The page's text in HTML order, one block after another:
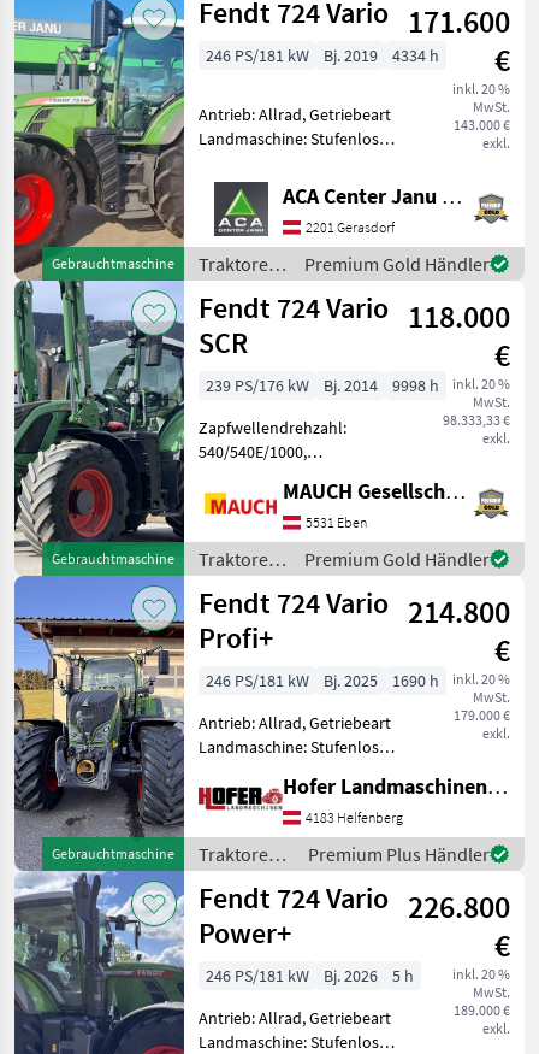
Landmaschine:
Gebrauchtmaschine
Fendt 724 Vario 171.600
€
inkl. 20 %
MwSt.
143.000 €
exkl.
246 PS/181 kW Bj. 2019 4334 h
Antrieb: Allrad, Getriebeart
Landmaschine: Stufenloses
Zapfwellendrehzahl:
540/540E/1000/1000E,
Höchstgeschwindigkeit in
km/h: 50 km/h, Aufla
ACA Center Janu GmbH
2201 Gerasdorf
Traktoren
/ Fendt
Premium Gold Händler
Gebrauchtmaschine
Fendt 724 Vario
SCR
118.000
€
inkl. 20 %
MwSt.
98.333,33 €
exkl.
239 PS/176 kW Bj. 2014
9998 h
Zapfwellendrehzahl:
540/540E/1000,
automatisch, Oberlenker
hinten: mechanisch,
Bolzengröße
Anhängevorrichtung (mm):
38mm,
Höchstgeschwindigkeit in
km
MAUCH Gesellschaft m.b.H. & Co.KG, Eben
5531 Eben
Traktoren
/ Fendt
Premium Gold Händler
Gebrauchtmaschine
Fendt 724 Vario
Profi+
214.800
€
inkl. 20 %
MwSt.
179.000 €
exkl.
246 PS/181 kW Bj. 2025
1690 h
Antrieb: Allrad, Getriebeart
Landmaschine: Stufenloses
Zapfwellendrehzahl:
540/540E/1000/1000E,
Höchstgeschwindigkeit in
km/h: 50 km/h, Aufla
Hofer Landmaschinen Handels GmbH.
4183 Helfenberg
Traktoren /
Fendt
Premium Plus Händler
Fendt 724 Vario
Power+
226.800
€
inkl. 20 %
MwSt.
189.000 €
exkl.
246 PS/181 kW Bj. 2026
5 h
Antrieb: Allrad, Getriebeart
Landmaschine: Stufenloses